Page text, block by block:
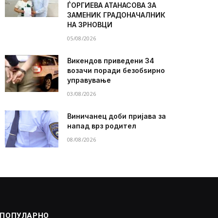
ЃОРГИЕВА АТАНАСОВА ЗА
ЗАМЕНИК ГРАДОНАЧАЛНИК
НА ЗРНОВЦИ
05/08/2026
Викендов приведени 34
возачи поради безобѕирно
управување
03/08/2026
Виничанец доби пријава за
напад врз родител
08/08/2026
ПОПУЛАРНО